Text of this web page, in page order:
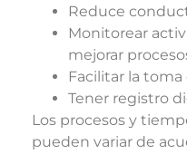
Reduce
Monitorear
mejorar
Facilitar la
Tener registro
Los procesos y
pueden variar de